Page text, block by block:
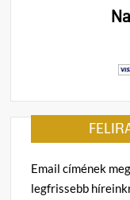
Email címének
legfrissebb